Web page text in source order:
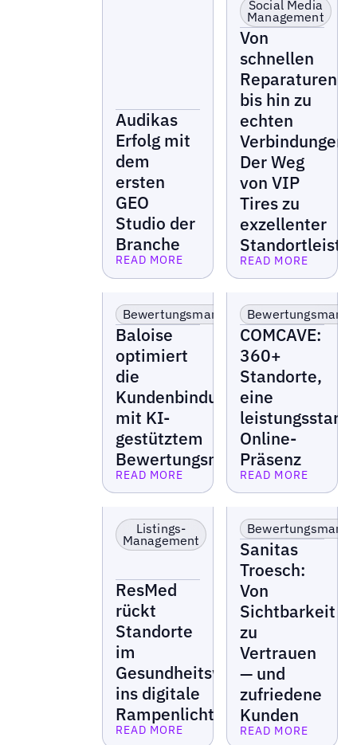
Audikas
Erfolg mit
dem
ersten
GEO
Studio der
Branche
Lesen Sie mehr
READ MORE
Social Media
Management
Von
schnellen
Reparaturen
bis hin zu
echten
Verbindungen:
Der Weg
von VIP
Tires zu
exzellenter
Lesen Sie mehr
READ MORE
Finanz- &
Versicherungsmarken
Bewertungsmanagement
Baloise
optimiert
die
Kundenbindung
mit KI-
gestütztem
Bewertungsmanagement
Lesen Sie mehr
READ MORE
Finanz- &
COMCAVE:
360+
Standorte,
eine
Online-
Präsenz
Lesen Sie mehr
READ MORE
Gesundheitswesen
Listings-
Management
ResMed
rückt
Standorte
im
Gesundheitswesen
ins digitale
Rampenlicht
Lesen Sie mehr
READ MORE
Einzelhandel &
Franchise
Sanitas
Troesch:
Von
Sichtbarkeit
zu
Vertrauen
— und
zufriedene
Kunden
Lesen Sie mehr
READ MORE